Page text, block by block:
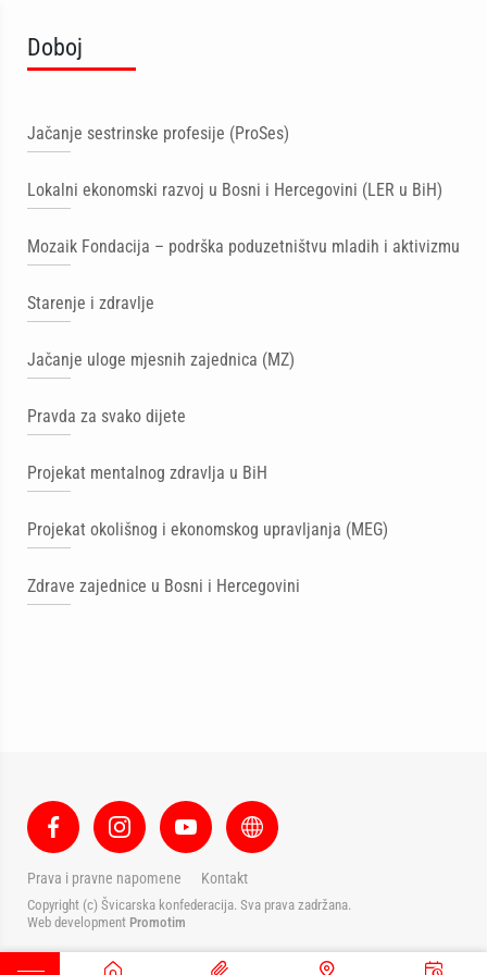
Doboj
Jačanje sestrinske profesije (ProSes)
Lokalni ekonomski razvoj u Bosni i Hercegovini (LER u BiH)
Mozaik Fondacija – podrška poduzetništvu mladih i aktivizmu
Starenje i zdravlje
Jačanje uloge mjesnih zajednica (MZ)
Pravda za svako dijete
Projekat mentalnog zdravlja u BiH
Projekat okolišnog i ekonomskog upravljanja (MEG)
Zdrave zajednice u Bosni i Hercegovini
Prava i pravne napomene Kontakt
Copyright (c) Švicarska konfederacija. Sva prava zadržana.
Web development Promotim